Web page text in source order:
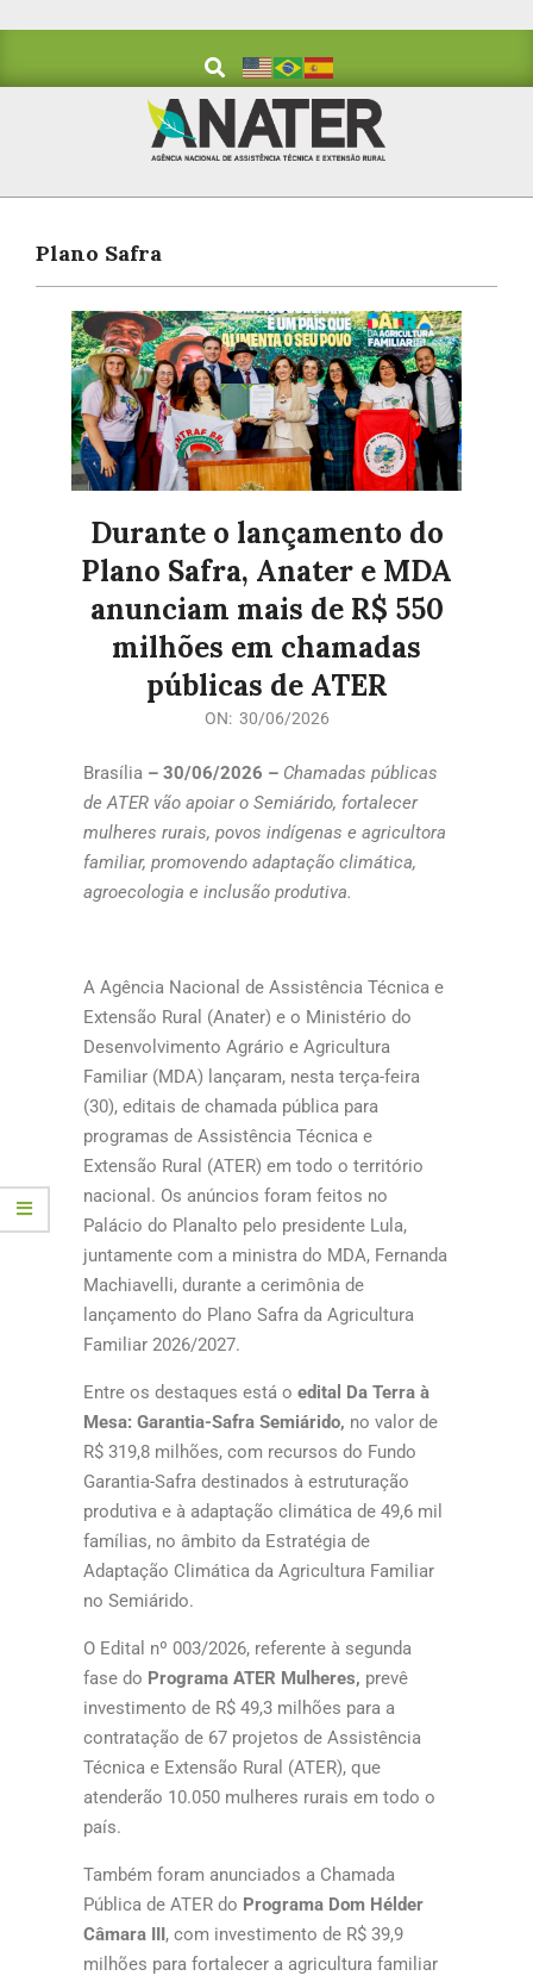
Plano Safra
Durante o lançamento do
Plano Safra, Anater e MDA
anunciam mais de R$ 550
milhões em chamadas
públicas de ATER
ON: 30/06/2026
Brasília – 30/06/2026 – Chamadas públicas
de ATER vão apoiar o Semiárido, fortalecer
mulheres rurais, povos indígenas e agricultora
familiar, promovendo adaptação climática,
agroecologia e inclusão produtiva.
A Agência Nacional de Assistência Técnica e
Extensão Rural (Anater) e o Ministério do
Desenvolvimento Agrário e Agricultura
Familiar (MDA) lançaram, nesta terça-feira
(30), editais de chamada pública para
programas de Assistência Técnica e
Extensão Rural (ATER) em todo o território
nacional. Os anúncios foram feitos no
Palácio do Planalto pelo presidente Lula,
juntamente com a ministra do MDA, Fernanda
Machiavelli, durante a cerimônia de
lançamento do Plano Safra da Agricultura
Familiar 2026/2027.
Entre os destaques está o edital Da Terra à
Mesa: Garantia-Safra Semiárido, no valor de
R$ 319,8 milhões, com recursos do Fundo
Garantia-Safra destinados à estruturação
produtiva e à adaptação climática de 49,6 mil
famílias, no âmbito da Estratégia de
Adaptação Climática da Agricultura Familiar
no Semiárido.
O Edital nº 003/2026, referente à segunda
fase do Programa ATER Mulheres, prevê
investimento de R$ 49,3 milhões para a
contratação de 67 projetos de Assistência
Técnica e Extensão Rural (ATER), que
atenderão 10.050 mulheres rurais em todo o
país.
Também foram anunciados a Chamada
Pública de ATER do Programa Dom Hélder
Câmara III, com investimento de R$ 39,9
milhões para fortalecer a agricultura familiar